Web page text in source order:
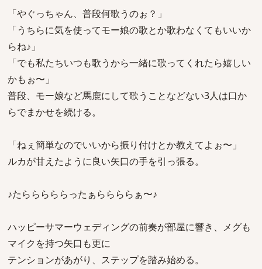
「やぐっちゃん、普段何歌うのぉ？」
「うちらに気を使ってモー娘の歌とか歌わなくてもいいか
らね♪」
「でも私たちいつも歌うから一緒に歌ってくれたら嬉しい
かもぉ〜」
普段、モー娘など馬鹿にして歌うことなどない3人は口か
らでまかせを続ける。
「ねぇ簡単なのでいいから振り付けとか教えてよぉ〜」
ルカが甘えたように良い矢口の手を引っ張る。
♪たらららららったぁららららぁ〜♪
ハッピーサマーウェディングの前奏が部屋に響き、メグも
マイクを持つ矢口も更に
テンションがあがり、ステップを踏み始める。